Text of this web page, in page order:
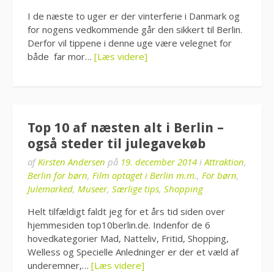
I de næste to uger er der vinterferie i Danmark og
for nogens vedkommende går den sikkert til Berlin.
Derfor vil tippene i denne uge være velegnet for
både far mor… [Læs videre]
Top 10 af næsten alt i Berlin –
også steder til julegavekøb
afKirsten Andersen på 19. december 2014 i Attraktion,
Berlin for børn, Film optaget i Berlin m.m., For børn,
Julemarked, Museer, Særlige tips, Shopping
Helt tilfældigt faldt jeg for et års tid siden over
hjemmesiden top10berlin.de. Indenfor de 6
hovedkategorier Mad, Natteliv, Fritid, Shopping,
Welless og Specielle Anledninger er der et væld af
underemner,… [Læs videre]